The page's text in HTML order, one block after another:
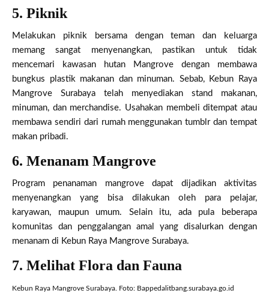
5. Piknik
Melakukan piknik bersama dengan teman dan keluarga
memang sangat menyenangkan, pastikan untuk tidak
mencemari kawasan hutan Mangrove dengan membawa
bungkus plastik makanan dan minuman. Sebab, Kebun Raya
Mangrove Surabaya telah menyediakan stand makanan,
minuman, dan merchandise. Usahakan membeli ditempat atau
membawa sendiri dari rumah menggunakan tumblr dan tempat
makan pribadi.
6. Menanam Mangrove
Program penanaman mangrove dapat dijadikan aktivitas
menyenangkan yang bisa dilakukan oleh para pelajar,
karyawan, maupun umum. Selain itu, ada pula beberapa
komunitas dan penggalangan amal yang disalurkan dengan
menanam di Kebun Raya Mangrove Surabaya.
7. Melihat Flora dan Fauna
Kebun Raya Mangrove Surabaya. Foto: Bappedalitbang.surabaya.go.id